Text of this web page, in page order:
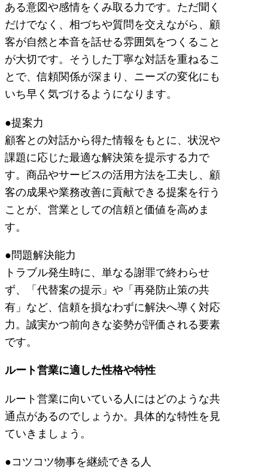
ある意図や感情をくみ取る力です。ただ聞く
だけでなく、相づちや質問を交えながら、顧
客が自然と本音を話せる雰囲気をつくること
が大切です。そうした丁寧な対話を重ねるこ
とで、信頼関係が深まり、ニーズの変化にも
いち早く気づけるようになります。
●提案力
顧客との対話から得た情報をもとに、状況や
課題に応じた最適な解決策を提示する力で
す。商品やサービスの活用方法を工夫し、顧
客の成果や業務改善に貢献できる提案を行う
ことが、営業としての信頼と価値を高めま
す。
●問題解決能力
トラブル発生時に、単なる謝罪で終わらせ
ず、「代替案の提示」や「再発防止策の共
有」など、信頼を損なわずに解決へ導く対応
力。誠実かつ前向きな姿勢が評価される要素
です。
ルート営業に適した性格や特性
ルート営業に向いている人にはどのような共
通点があるのでしょうか。具体的な特性を見
ていきましょう。
●コツコツ物事を継続できる人